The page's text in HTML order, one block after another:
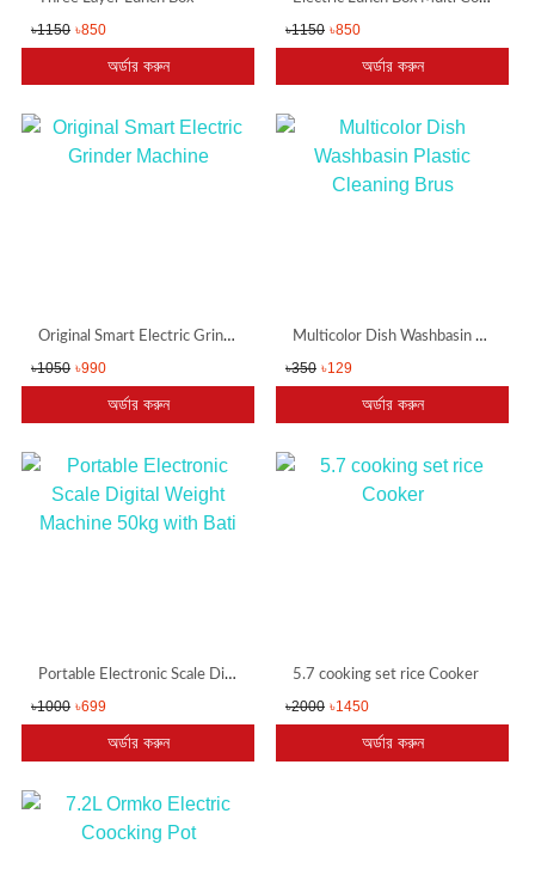
৳1150 ৳850
অর্ডার করুন
৳1150 ৳850
অর্ডার করুন
Original Smart Electric Grinder Machine
৳1050 ৳990
অর্ডার করুন
Multicolor Dish Washbasin Plastic Cleaning Brus
৳350 ৳129
অর্ডার করুন
Portable Electronic Scale Digital Weight Machine 50kg with Bati
৳1000 ৳699
অর্ডার করুন
5.7 cooking set rice Cooker
৳2000 ৳1450
অর্ডার করুন